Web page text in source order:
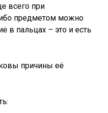
всего при
предметом можно
в пальцах – это и есть